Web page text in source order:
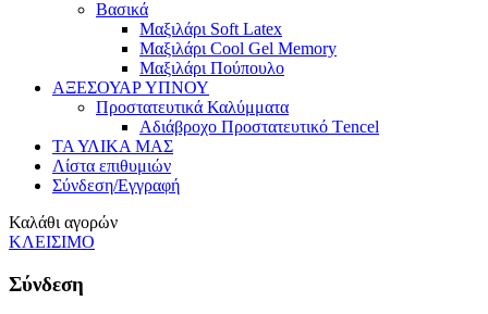
Βασικά
Mαξιλάρι Soft Latex
Mαξιλάρι Cool Gel Memory
Mαξιλάρι Πούπουλο
ΑΞΕΣΟΥΑΡ ΥΠΝΟΥ
Προστατευτικά Καλύμματα
Αδιάβροχο Προστατευτικό Τencel
ΤΑ ΥΛΙΚΑ ΜΑΣ
Λίστα επιθυμιών
Σύνδεση/Εγγραφή
Καλάθι αγορών
ΚΛΕΙΣΙΜΟ
Σύνδεση